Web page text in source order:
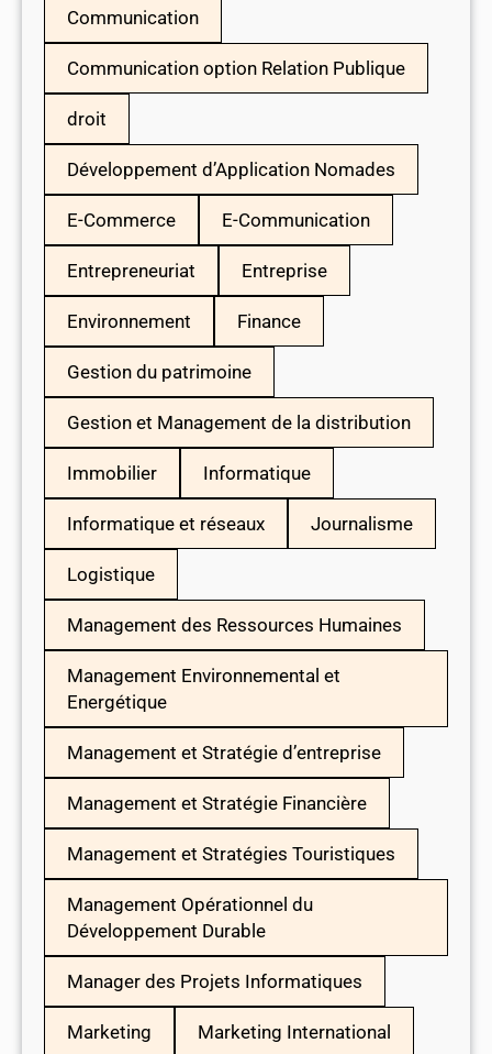
Communication
Communication option Relation Publique
droit
Développement d’Application Nomades
E-Commerce E-Communication
Entrepreneuriat Entreprise
Environnement Finance
Gestion du patrimoine
Gestion et Management de la distribution
Immobilier Informatique
Informatique et réseaux Journalisme
Logistique
Management des Ressources Humaines
Management Environnemental et
Energétique
Management et Stratégie d’entreprise
Management et Stratégie Financière
Management et Stratégies Touristiques
Management Opérationnel du
Développement Durable
Manager des Projets Informatiques
Marketing Marketing International